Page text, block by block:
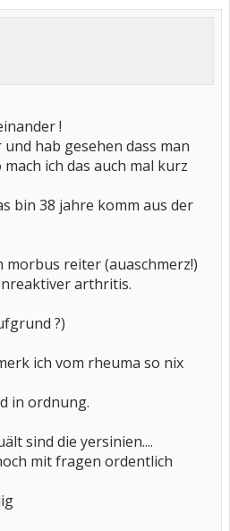
!
hab gesehen dass man
ich das auch mal kurz
bin 38 jahre komm aus der
morbus reiter (auaschmerz!)
arthritis.
?)
ich vom rheuma so nix
in ordnung.
sind die yersinien....
mit fragen ordentlich